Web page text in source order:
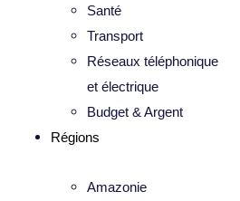
Santé
Transport
Réseaux téléphonique
et électrique
Budget & Argent
Régions
Amazonie